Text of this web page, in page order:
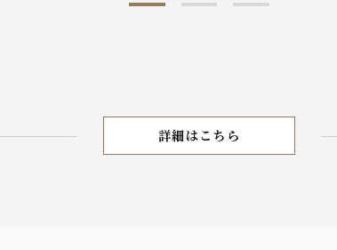
夏の会食コース
詳細はこちら